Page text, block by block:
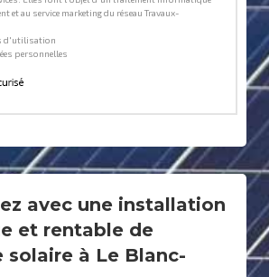
avec une installation
et rentable de
solaire à Le Blanc-